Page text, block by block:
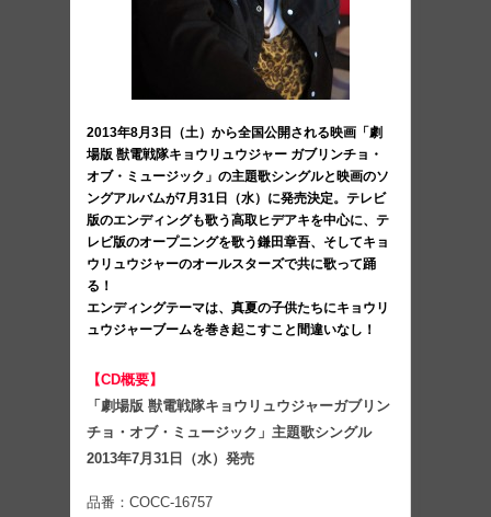
2013年8月3日（土）から全国公開される映画「劇
場版 獣電戦隊キョウリュウジャー ガブリンチョ・
オブ・ミュージック」の主題歌シングルと映画のソ
ングアルバムが7月31日（水）に発売決定。テレビ
版のエンディングも歌う高取ヒデアキを中心に、テ
レビ版のオープニングを歌う鎌田章吾、そしてキョ
ウリュウジャーのオールスターズで共に歌って踊
る！
エンディングテーマは、真夏の子供たちにキョウリ
ュウジャーブームを巻き起こすこと間違いなし！
【CD概要】
「劇​場版 獣電戦隊キョウリュウ​ジャーガブリン
チョ・​オブ・ミュージック」​主題歌シングル
2013年7月31日（水）発売
品番：COCC-16757